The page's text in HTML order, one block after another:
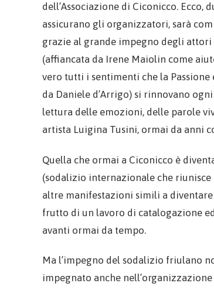
dell’Associazione di Ciconicco. Ecco,
assicurano gli organizzatori, sarà
grazie al grande impegno degli attori
(affiancata da Irene Maiolin come
vero tutti i sentimenti che la Passione
da Daniele d’Arrigo) si rinnovano
lettura delle emozioni, delle parole
artista Luigina Tusini, ormai da anni
Quella che ormai a Ciconicco è
(sodalizio internazionale che riunisce
altre manifestazioni simili a
frutto di un lavoro di catalogazione
avanti ormai da tempo.
Ma l’impegno del sodalizio friulano
impegnato anche